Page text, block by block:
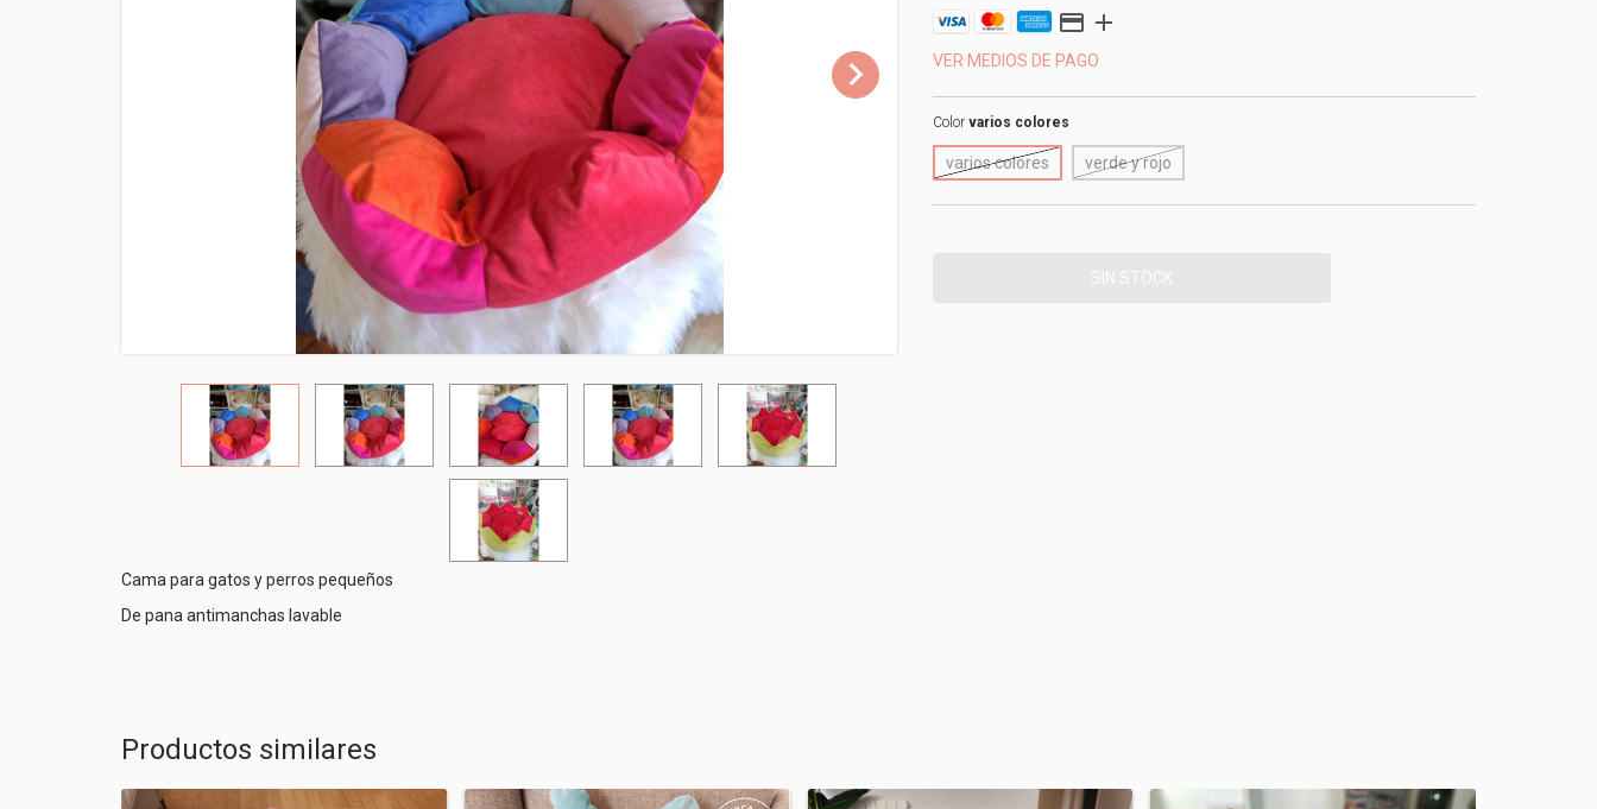
VER MEDIOS DE PAGO
Color varios colores
varios colores verde y rojo
Cama para gatos y perros pequeños
De pana antimanchas lavable
Productos similares